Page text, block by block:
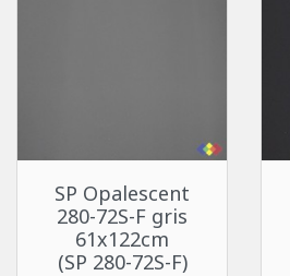
SP Opalescent
280-72S-F gris
61x122cm
(SP 280-72S-F)